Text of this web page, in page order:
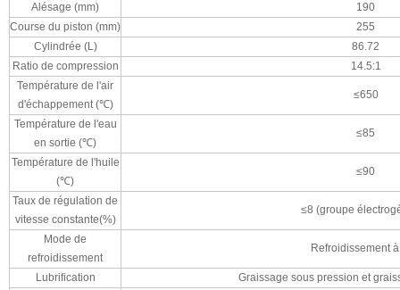
Alésage (mm)
190
Course du piston (mm)
255
Cylindrée (L)
86.72
Ratio de compression
14.5:1
Température de l'air
d'échappement (℃)
≤650
Température de l'eau
en sortie (℃)
≤85
Température de l'huile
(℃)
≤90
Taux de régulation de
vitesse constante(%)
≤8 (groupe
Mode de
refroidissement
Refroidissement
Lubrification
Graissage sous pression et